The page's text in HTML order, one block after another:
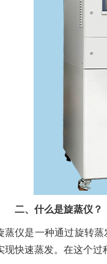
二、什么是旋蒸仪？
蒸仪是一种通过旋转
现快速蒸发。在这个过